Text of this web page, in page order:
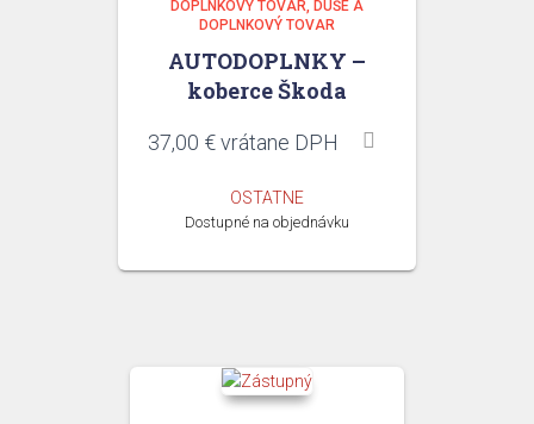
DOPLNKOVÝ TOVAR
DUŠE A
DOPLNKOVÝ TOVAR
AUTODOPLNKY –
koberce Škoda
37,00 €vrátane DPH
OSTATNE
Dostupné na objednávku